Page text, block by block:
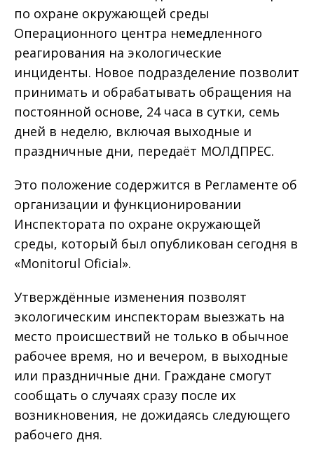
по охране окружающей среды
Операционного центра немедленного
реагирования на экологические
инциденты. Новое подразделение позволит
принимать и обрабатывать обращения на
постоянной основе, 24 часа в сутки, семь
дней в неделю, включая выходные и
праздничные дни, передаёт МОЛДПРЕС.
Это положение содержится в Регламенте об
организации и функционировании
Инспектората по охране окружающей
среды, который был опубликован сегодня в
«Monitorul Oficial».
Утверждённые изменения позволят
экологическим инспекторам выезжать на
место происшествий не только в обычное
рабочее время, но и вечером, в выходные
или праздничные дни. Граждане смогут
сообщать о случаях сразу после их
возникновения, не дожидаясь следующего
рабочего дня.